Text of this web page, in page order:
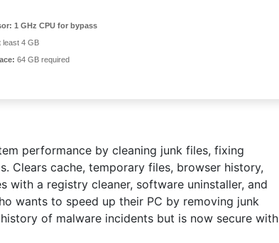
1 GHz CPU for bypass
least 4 GB
64 GB required
performance by cleaning junk files, fixing
Clears cache, temporary files, browser history,
with a registry cleaner, software uninstaller, and
wants to speed up their PC by removing junk
of malware incidents but is now secure with